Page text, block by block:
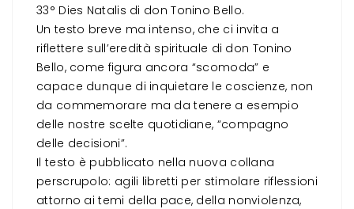
33° Dies Natalis di don Tonino Bello.
Un testo breve ma intenso, che ci invita a
riflettere sull’eredità spirituale di don Tonino
Bello, come figura ancora “scomoda” e
capace dunque di inquietare le coscienze, non
da commemorare ma da tenere a esempio
delle nostre scelte quotidiane, “compagno
delle decisioni”.
Il testo è pubblicato nella nuova collana
perscrupolo: agili libretti per stimolare riflessioni
attorno ai temi della pace, della nonviolenza,